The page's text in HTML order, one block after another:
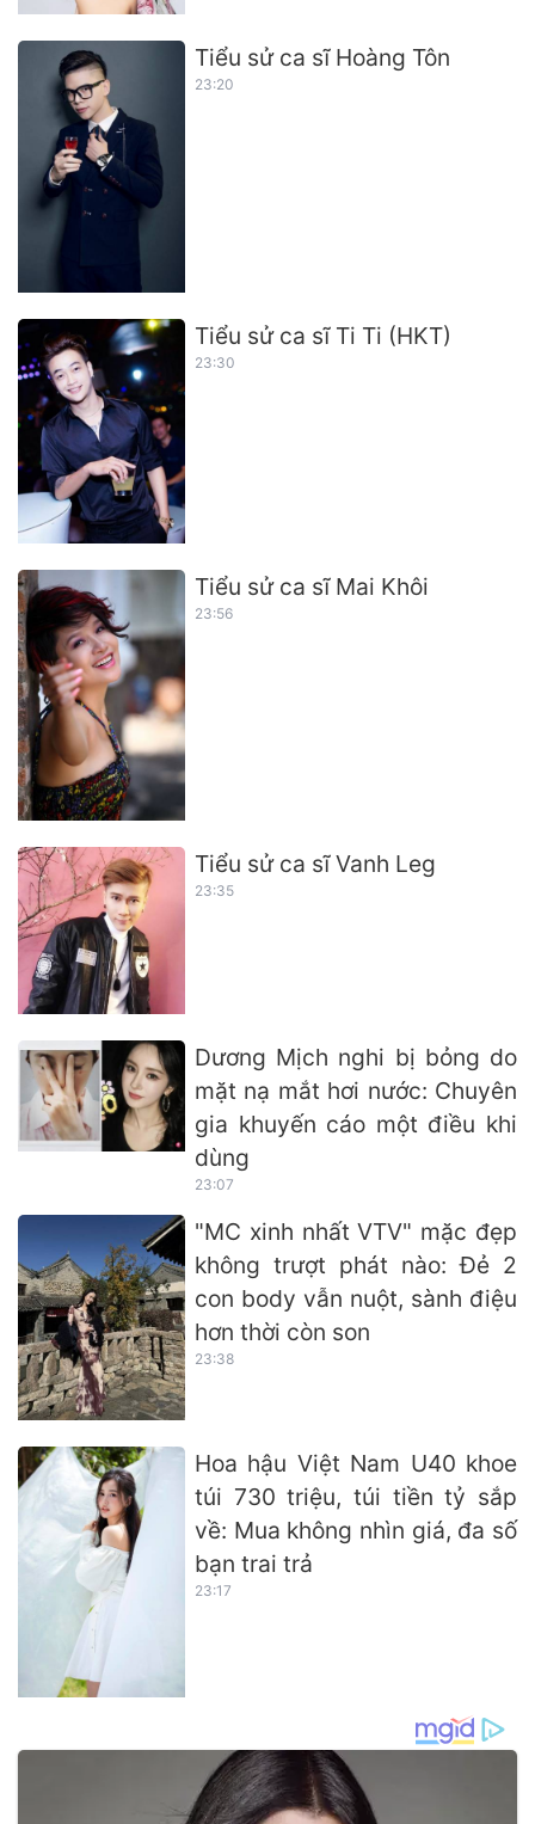
Tiểu sử ca sĩ Hoàng Tôn
23:20
Tiểu sử ca sĩ Ti Ti (HKT)
23:30
Tiểu sử ca sĩ Mai Khôi
23:56
Tiểu sử ca sĩ Vanh Leg
23:35
Dương Mịch nghi bị bỏng do
mặt nạ mắt hơi nước: Chuyên
gia khuyến cáo một điều khi
dùng
23:07
"MC xinh nhất VTV" mặc đẹp
không trượt phát nào: Đẻ 2
con body vẫn nuột, sành điệu
hơn thời còn son
23:38
Hoa hậu Việt Nam U40 khoe
túi 730 triệu, túi tiền tỷ sắp
về: Mua không nhìn giá, đa số
bạn trai trả
23:17